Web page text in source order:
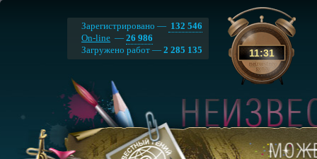
11:31
Зарегистрировано — 132 546
On-line — 26 986
Загружено работ — 2 285 135